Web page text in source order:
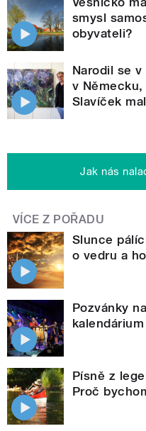
smysl
obyvateli?
Narodil se
v
Slavíček
Jak nás
VÍCE Z POŘADU
Slunce
o vedru a
Pozvánky
Písně z
Proč